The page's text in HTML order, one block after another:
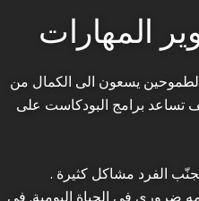
المهارات
يسعون الى الكمال من
تساعد برامج البودكاست على
الفرد مشاكل كثيرة .